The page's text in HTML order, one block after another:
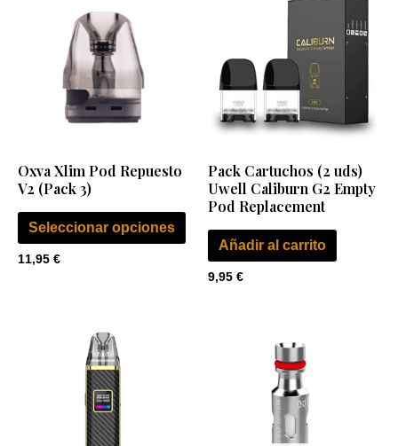
Oxva Xlim Pod Repuesto
V2 (Pack 3)
Seleccionar opciones
múltiples
variantes.
opciones
pueden
elegir
página
11,95 €
Pack Cartuchos (2 uds)
Uwell Caliburn G2 Empty
Pod Replacement
Añadir al carrito
9,95 €
Rango
de
precios:
desde
29,99 €
hasta
30,00 €